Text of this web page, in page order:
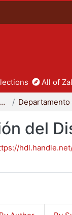
All of
División de Ciencias y Artes para el Diseño
del